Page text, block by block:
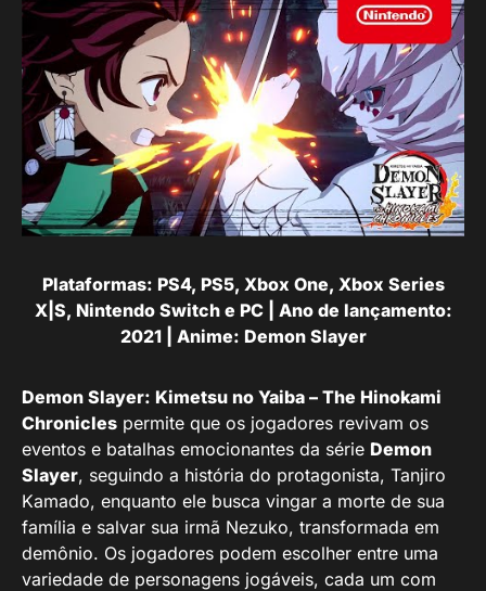
Plataformas: PS4, PS5, Xbox One, Xbox Series
X|S, Nintendo Switch e PC | Ano de lançamento:
2021 | Anime: Demon Slayer
Demon Slayer: Kimetsu no Yaiba – The Hinokami
Chronicles permite que os jogadores revivam os
eventos e batalhas emocionantes da série Demon
Slayer, seguindo a história do protagonista, Tanjiro
Kamado, enquanto ele busca vingar a morte de sua
família e salvar sua irmã Nezuko, transformada em
demônio. Os jogadores podem escolher entre uma
variedade de personagens jogáveis, cada um com